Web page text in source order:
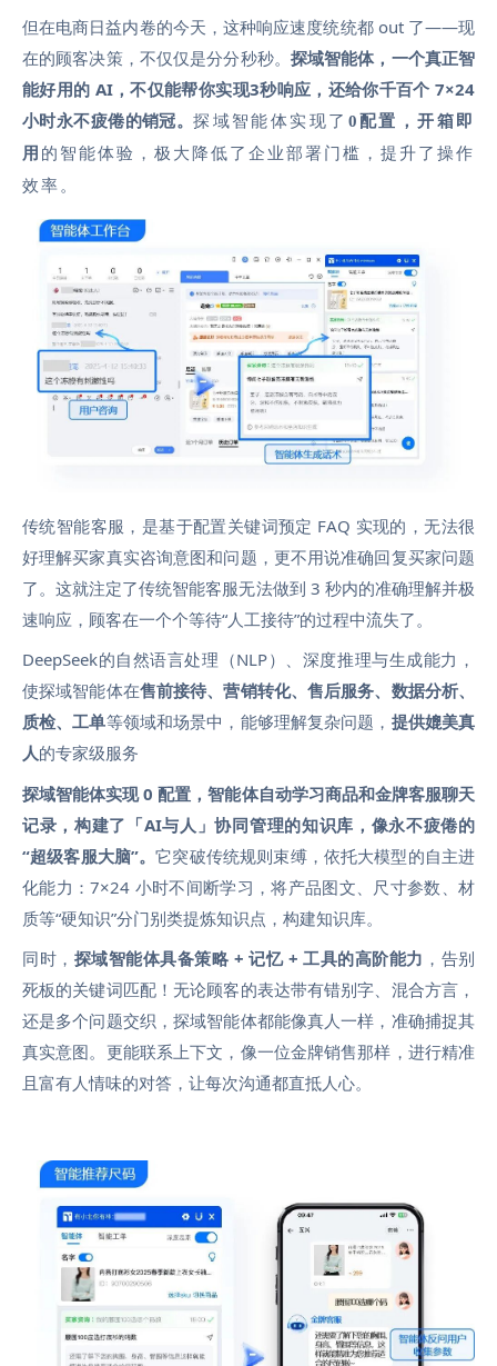
但在电商日益内卷的今天，这种响应速度统统都 out 了——现
在的顾客决策，不仅仅是分分秒秒。 探域智能体，一个真正智
能好用的 AI，不仅能帮你实现3秒响应，还给你千百个 7×24
小时永不疲倦的销冠。探域智能体实现了 0配置，开箱即
用 的智能体验，极大降低了企业部署门槛，提升了操作
效率。
传统智能客服，是基于配置关键词预定 FAQ 实现的，无法很
好理解买家真实咨询意图和问题，更不用说准确回复买家问题
了。这就注定了传统智能客服无法做到 3 秒内的准确理解并极
速响应，顾客在一个个等待“人工接待”的过程中流失了。
DeepSeek的自然语言处理（NLP）、深度推理与生成能力，
使探域智能体在售前接待、营销转化、售后服务、数据分析、
质检、工单等领域和场景中，能够理解复杂问题， 提供媲美真
人的专家级服务
探域智能体实现 0 配置，智能体自动学习商品和金牌客服聊天
记录，构建了「AI与人」协同管理的知识库 ，像永不疲倦的
“超级客服大脑”。它突破传统规则束缚，依托大模型的自主进
化能力：7×24 小时不间断学习，将产品图文、尺寸参数、材
质等“硬知识”分门别类提炼知识点，构建知识库。
同时， 探域智能体具备策略 + 记忆 + 工具的高阶能力 ，告别
死板的关键词匹配！无论顾客的表达带有错别字、混合方言，
还是多个问题交织，探域智能体都能像真人一样，准确捕捉其
真实意图。更能联系上下文，像一位金牌销售那样，进行精准
且富有人情味的对答，让每次沟通都直抵人心。